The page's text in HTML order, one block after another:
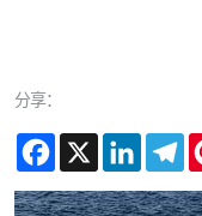
分享：
Facebook
X